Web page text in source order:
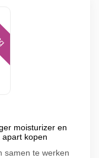
moisturizer en
kopen
samen te werken